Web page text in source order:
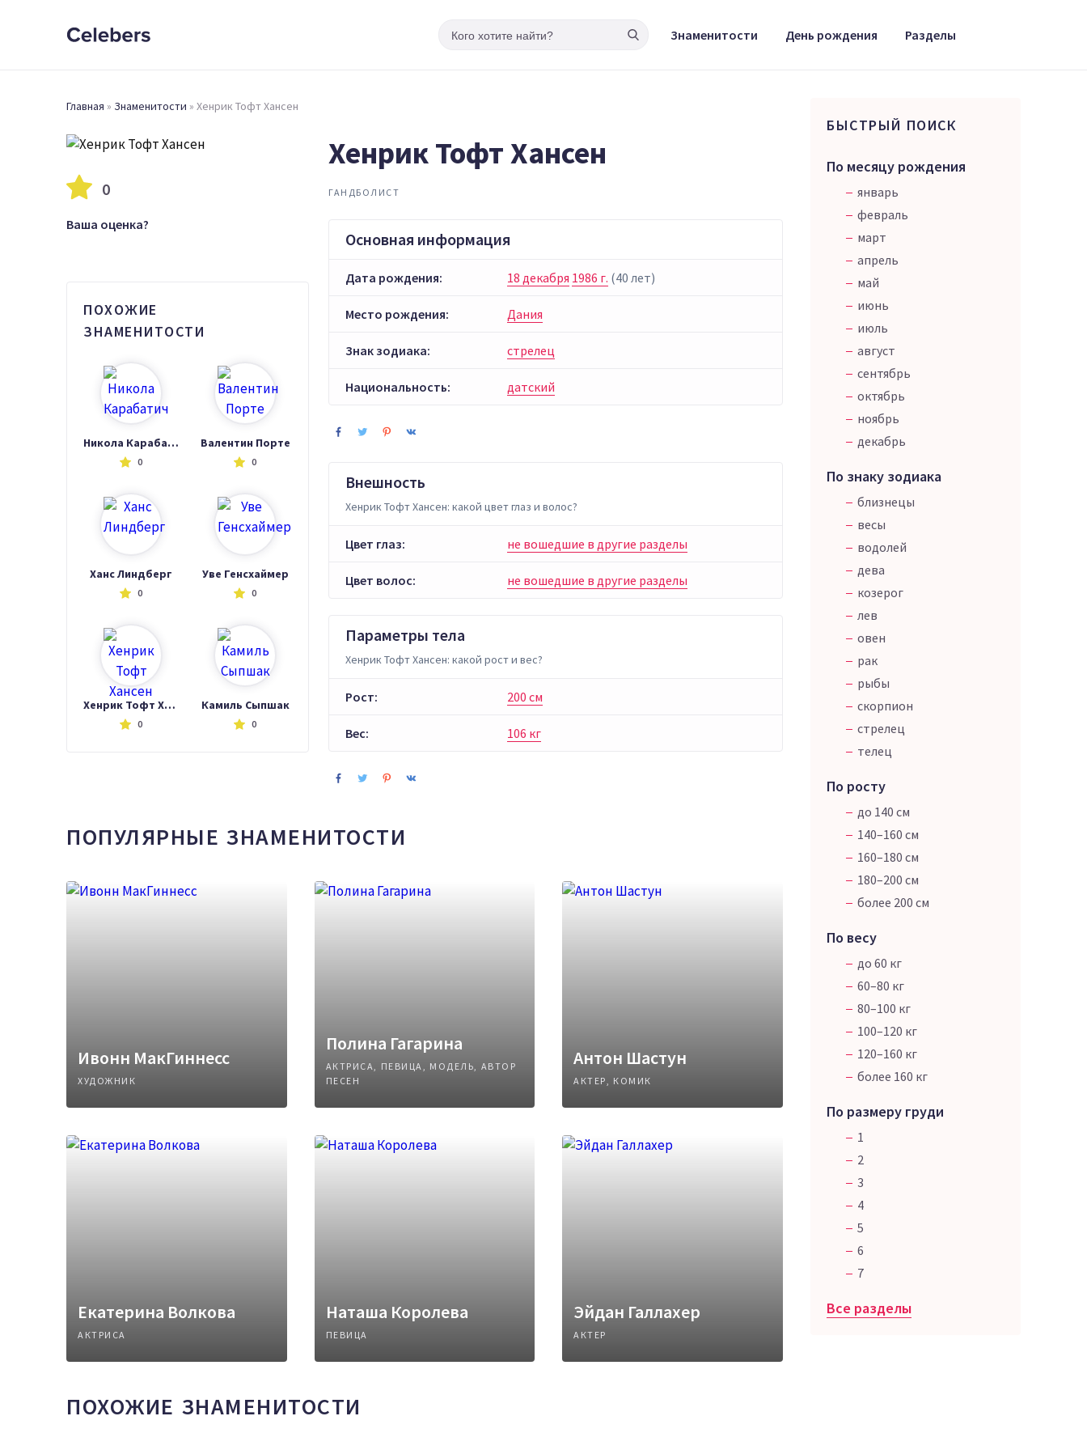
Знаменитости День рождения Разделы
Главная » Знаменитости » Хенрик Тофт Хансен
0
Ваша оценка?
ПОХОЖИЕ
ЗНАМЕНИТОСТИ
Никола Карабатич
0
Валентин Порте
0
Ханс Линдберг
0
Уве Генсхаймер
0
Хенрик Тофт Хансен
0
Камиль Сыпшак
0
Хенрик Тофт Хансен
ГАНДБОЛИСТ
Основная информация
Дата рождения: 18 декабря 1986 г. (40 лет)
Место рождения: Дания
Знак зодиака: стрелец
Национальность: датский
Внешность
Хенрик Тофт Хансен: какой цвет глаз и волос?
Цвет глаз: не вошедшие в другие разделы
Цвет волос: не вошедшие в другие разделы
Параметры тела
Хенрик Тофт Хансен: какой рост и вес?
Рост: 200 см
Вес: 106 кг
ПОПУЛЯРНЫЕ ЗНАМЕНИТОСТИ
Ивонн МакГиннесс
ХУДОЖНИК
Полина Гагарина
АКТРИСА, ПЕВИЦА, МОДЕЛЬ, АВТОР
ПЕСЕН
Антон Шастун
АКТЕР, КОМИК
Екатерина Волкова
АКТРИСА
Наташа Королева
ПЕВИЦА
Эйдан Галлахер
АКТЕР
ПОХОЖИЕ ЗНАМЕНИТОСТИ
БЫСТРЫЙ ПОИСК
По месяцу рождения
январь
февраль
март
апрель
май
июнь
июль
август
сентябрь
октябрь
ноябрь
декабрь
По знаку зодиака
близнецы
весы
водолей
дева
козерог
лев
овен
рак
рыбы
скорпион
стрелец
телец
По росту
до 140 см
140–160 см
160–180 см
180–200 см
более 200 см
По весу
до 60 кг
60–80 кг
80–100 кг
100–120 кг
120–160 кг
более 160 кг
По размеру груди
1
2
3
4
5
6
7
Все разделы